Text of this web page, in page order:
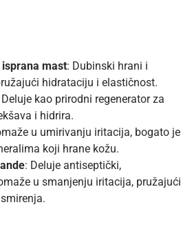
mast: Dubinski hrani i
hidrataciju i elastičnost.
Deluje kao prirodni regenerator za
i hidrira.
u umirivanju iritacija, bogato je
koji hrane kožu.
: Deluje antiseptički,
u smanjenju iritacija, pružajući